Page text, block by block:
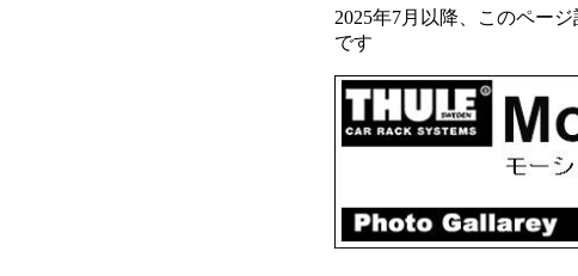
2025年7月以降、このペー
です